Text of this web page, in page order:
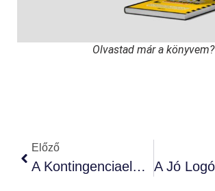
Olvastad már a könyvem?
Előző
A Kontingenciaelmélet: Nincs Univerzális Vezetői Stílus